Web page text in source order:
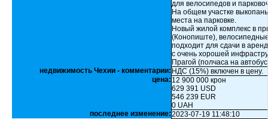
для велосипедов и
На общем участке
места на парковке.
Новый жилой комплекс в
(Конопиште),
подходит для сдачи в
с очень хорошей
Прагой (полчаса на
недвижимость Чехии - комментарии: НДС (15%) включен в цену.
цена: 12 900 000 крон
629 391 USD
546 239 EUR
0 UAH
последнее изменение:2023-07-19 11:48:10